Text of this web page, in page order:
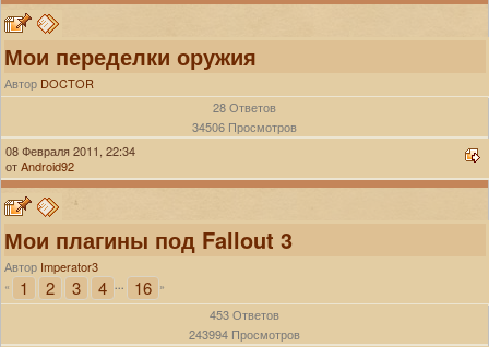
Мои переделки оружия
Автор DOCTOR
28 Ответов
34506 Просмотров
08 Февраля 2011, 22:34
отAndroid92
Мои плагины под Fallout 3
Автор Imperator3
« 1 2 3 4 ... 16 »
453 Ответов
243994 Просмотров